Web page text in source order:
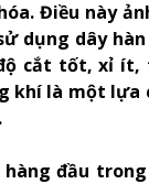
Điều này
dụng dây hàn
cắt tốt, xỉ
khí là một lựa
đầu trong